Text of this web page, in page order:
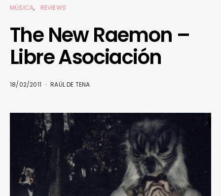
MÚSICA REVIEWS
The New Raemon –
Libre Asociación
18/02/2011 RAÜL DE TENA